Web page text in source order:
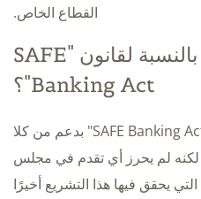
القطاع الخاص.
ما هي الخطوة التالية بالنسبة لقانون "SAFE
Banking Act"؟
لقد أقر مجلس النواب قانون "SAFE Banking Act" بدعم من كلا
لم يحرز أي تقدم في مجلس
يحقق فيها هذا التشريع أخيرًا